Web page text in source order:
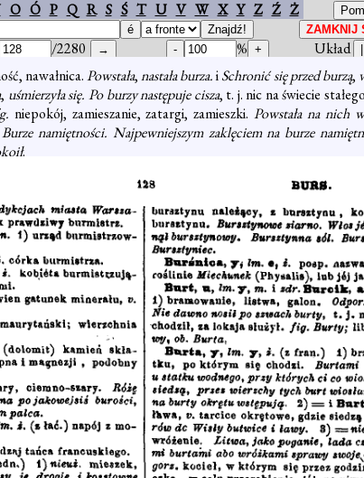
O Ó P Q R S Ś T U V W X Y Z Ź Ż
/2280 %
Układ
nawałnica.Powstała,nastała burza.iSchronić się przed burzą,
, uśmierzyła się. Po burzy następuje cisza, t. j. nic na świecie
niepokój, zamieszanie, zatargi, zamieszki.Powstała na nich
namiętności. Najpewniejszym zaklęciem na burze
.